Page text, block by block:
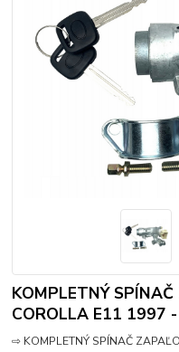
KOMPLETNÝ
COROLLA E11 1997
⇨ KOMPLETNÝ SPÍNAČ